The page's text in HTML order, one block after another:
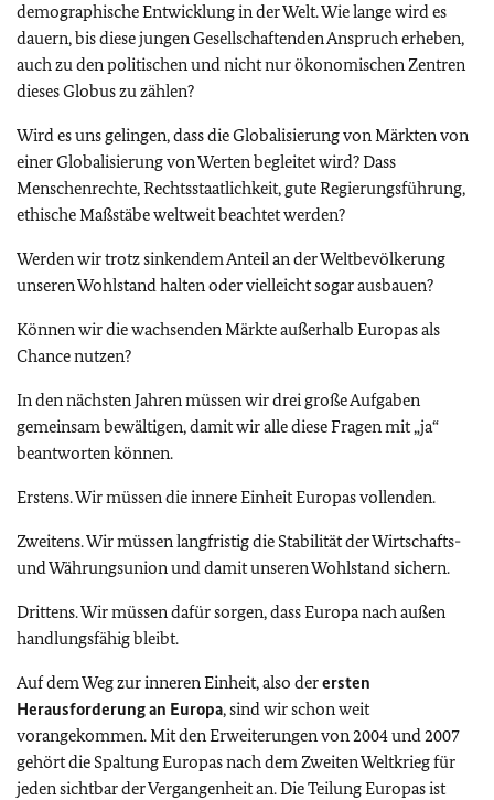
demographische Entwicklung in der Welt. Wie lange wird es
dauern, bis diese jungen Gesellschaftenden Anspruch erheben,
auch zu den politischen und nicht nur ökonomischen Zentren
dieses Globus zu zählen?
Wird es uns gelingen, dass die Globalisierung von Märkten von
einer Globalisierung von Werten begleitet wird? Dass
Menschenrechte, Rechtsstaatlichkeit, gute Regierungsführung,
ethische Maßstäbe weltweit beachtet werden?
Werden wir trotz sinkendem Anteil an der Weltbevölkerung
unseren Wohlstand halten oder vielleicht sogar ausbauen?
Können wir die wachsenden Märkte außerhalb Europas als
Chance nutzen?
In den nächsten Jahren müssen wir drei große Aufgaben
gemeinsam bewältigen, damit wir alle diese Fragen mit „ja“
beantworten können.
Erstens. Wir müssen die innere Einheit Europas vollenden.
Zweitens. Wir müssen langfristig die Stabilität der Wirtschafts-
und Währungsunion und damit unseren Wohlstand sichern.
Drittens. Wir müssen dafür sorgen, dass Europa nach außen
handlungsfähig bleibt.
Auf dem Weg zur inneren Einheit, also derersten
Herausforderung an Europa,sind wir schon weit
vorangekommen. Mit denErweiterungen von 2004 und 2007
gehört die Spaltung Europas nach dem Zweiten Weltkrieg für
jeden sichtbar der Vergangenheit an. Die Teilung Europas ist